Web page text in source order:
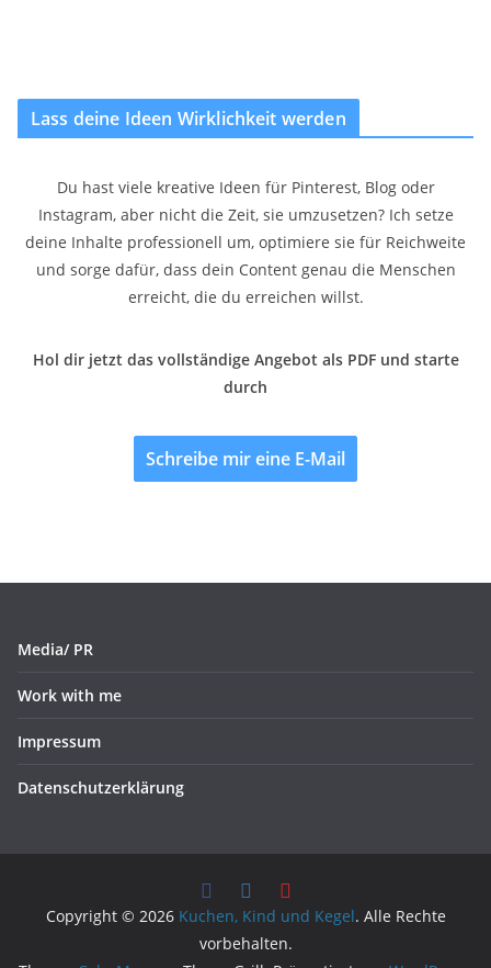
Lass deine Ideen Wirklichkeit werden
Du hast viele kreative Ideen für Pinterest, Blog oder
Instagram, aber nicht die Zeit, sie umzusetzen? Ich setze
deine Inhalte professionell um, optimiere sie für Reichweite
und sorge dafür, dass dein Content genau die Menschen
erreicht, die du erreichen willst.
Hol dir jetzt das vollständige Angebot als PDF und starte
durch
Schreibe mir eine E-Mail
Media/ PR
Work with me
Impressum
Datenschutzerklärung
Copyright © 2026 Kuchen, Kind und Kegel. Alle Rechte
vorbehalten.